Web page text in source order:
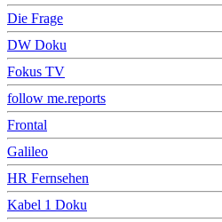
Die Frage
DW Doku
Fokus TV
follow me.reports
Frontal
Galileo
HR Fernsehen
Kabel 1 Doku